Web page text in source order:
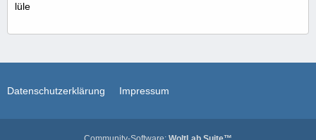
lüle
Datenschutzerklärung Impressum